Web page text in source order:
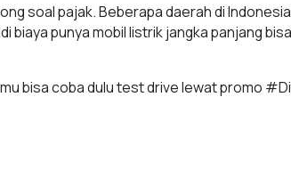
soal pajak. Beberapa daerah di
punya mobil listrik jangka panjang
bisa coba dulu test drive lewat promo